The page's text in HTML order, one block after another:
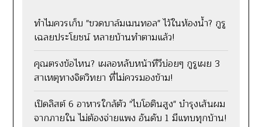
ทำไมควรเก็บ "ขวดบาล์มเมนทอล" ไว้ในห้องน้ำ? กูรู
เฉลยประโยชน์ หลายบ้านทำตามแล้ว!
คุณตรงข้อไหน? เผลอหลับหน้าทีวีบ่อยๆ กูรูเผย 3
สาเหตุทางจิตวิทยา ที่ไม่ควรมองข้าม!
เปิดลิสต์ 6 อาหารใกล้ตัว "ไบโอตินสูง" บำรุงเส้นผม
จากภายใน ไม่ต้องจ่ายแพง อันดับ 1 มีแทบทุกบ้าน!